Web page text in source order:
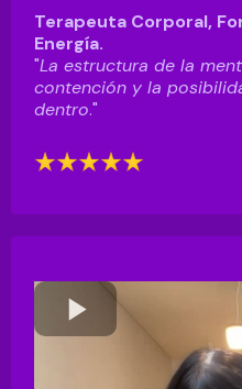
Terapeuta Corporal,
Energía.
"La estructura de la
contención y la
dentro."